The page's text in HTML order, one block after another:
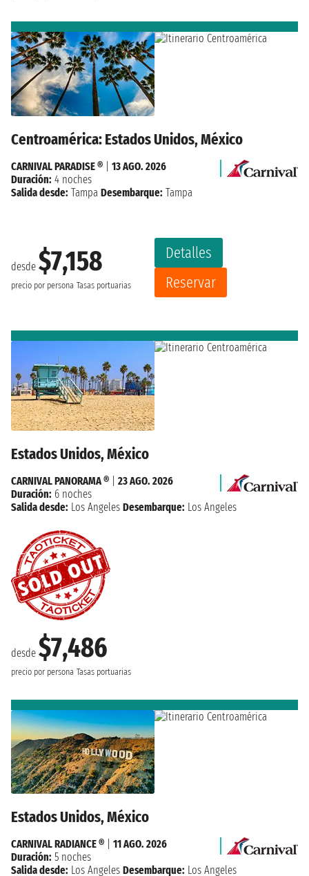
Centroamérica: Estados Unidos, México
desde $7,158
precio por persona Tasas portuarias
Detalles
Reservar
CARNIVAL PARADISE ®
13 AGO. 2026
Duración: 4 noches
Salida desde: Tampa Desembarque: Tampa
Estados Unidos, México
desde $7,486
precio por persona Tasas portuarias
CARNIVAL PANORAMA ®
23 AGO. 2026
Duración: 6 noches
Salida desde: Los Angeles Desembarque: Los Angeles
Estados Unidos, México
CARNIVAL RADIANCE ®
11 AGO. 2026
Duración: 5 noches
Salida desde: Los Angeles Desembarque: Los Angeles